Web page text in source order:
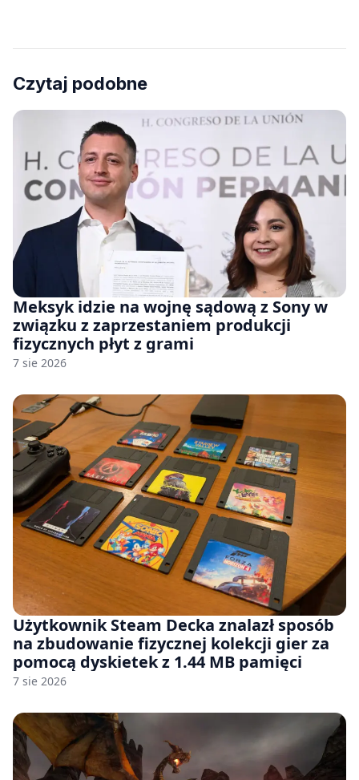
Czytaj podobne
Meksyk idzie na wojnę sądową z Sony w
związku z zaprzestaniem produkcji
fizycznych płyt z grami
7 sie 2026
Użytkownik Steam Decka znalazł sposób
na zbudowanie fizycznej kolekcji gier za
pomocą dyskietek z 1.44 MB pamięci
7 sie 2026